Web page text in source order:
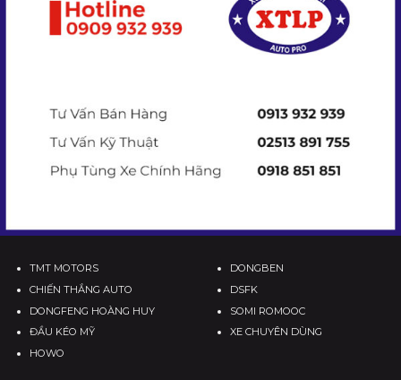
TMT MOTORS
CHIẾN THẮNG AUTO
DONGFENG HOÀNG HUY
ĐẦU KÉO MỸ
HOWO
DONGBEN
DSFK
SOMI ROMOOC
XE CHUYÊN DÙNG